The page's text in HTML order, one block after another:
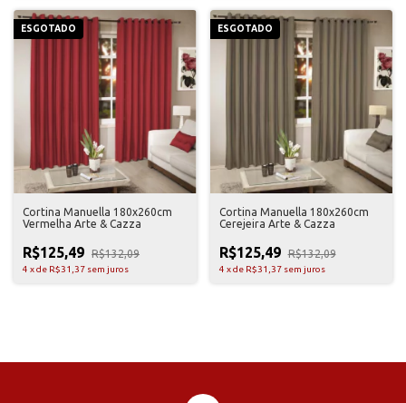
ESGOTADO
Cortina Manuella 180x260cm
Vermelha Arte & Cazza
R$125,49 R$132,09
4 xde R$31,37 sem juros
ESGOTADO
Cortina Manuella 180x260cm
Cerejeira Arte & Cazza
R$125,49 R$132,09
4 xde R$31,37 sem juros